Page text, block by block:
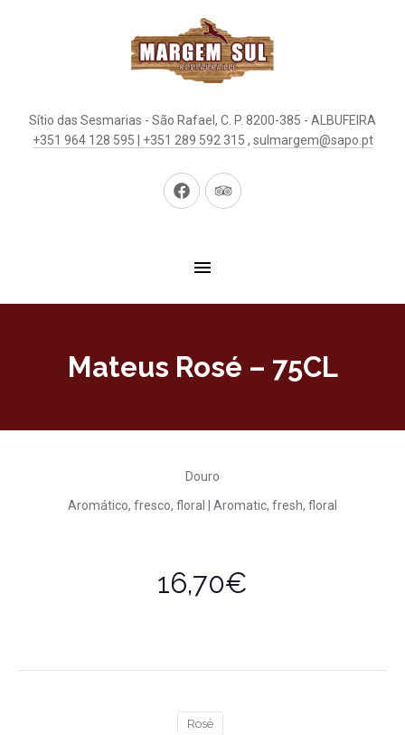
Sítio das Sesmarias - São Rafael, C. P. 8200-385 - ALBUFEIRA
+351 964 128 595 | +351 289 592 315 , sulmargem@sapo.pt
New
New
Mateus Rosé – 75CL
Douro
Aromático, fresco, floral | Aromatic, fresh, floral
16,70€
Rosé